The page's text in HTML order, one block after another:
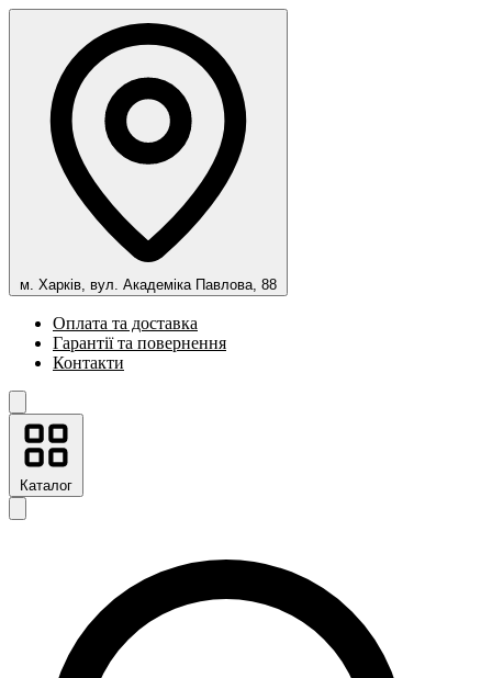
м. Харків, вул. Академіка Павлова, 88
Оплата та доставка
Гарантії та повернення
Контакти
Каталог